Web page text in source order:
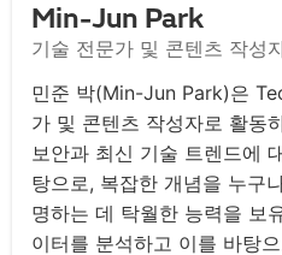
Min-Jun Park
기술 전문가 및 콘텐츠 작성
민준 박(Min-Jun Park)은
가 및 콘텐츠 작성자로 활동
보안과 최신 기술 트렌드에
탕으로, 복잡한 개념을 누구
명하는 데 탁월한 능력을 보
이터를 분석하고 이를 바탕